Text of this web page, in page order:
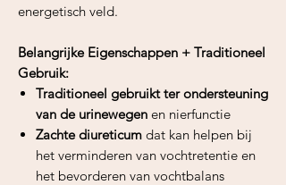
energetisch veld.
Belangrijke Eigenschappen + Traditioneel
Gebruik:
Traditioneel gebruikt ter ondersteuning
van de urinewegen en nierfunctie
Zachte diureticum dat kan helpen bij
het verminderen van vochtretentie en
het bevorderen van vochtbalans